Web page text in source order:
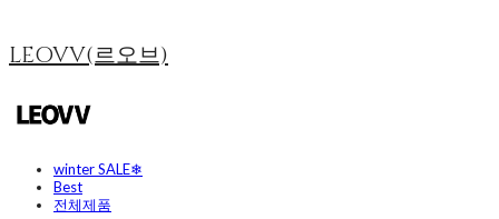
LEOVV(르오브)
winter SALE❄
Best
전체제품